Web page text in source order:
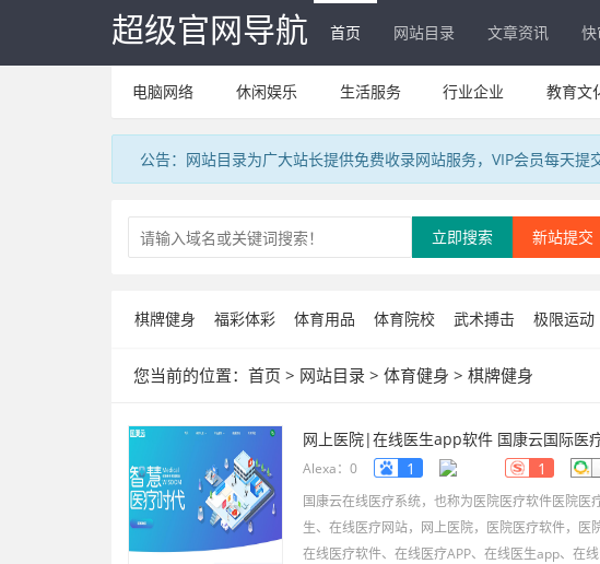
超级官网导航 首页 网站目录 文章资讯
电脑网络 休闲娱乐 生活服务 行业企业 教育文
公告：网站目录为广大站长提供免费收录网站服务，VIP会员每天
新站提交
立即搜索
棋牌健身 福彩体彩 体育用品 体育院校 武术搏击 极限运动
您当前的位置： 首页 > 网站目录 > 体育健身 > 棋牌健身
网上医院|在线医生app软件 国康云国际医
www.guokangyun.cn/
Alexa：0 1 1
国康云在线医疗系统，也称为医院医疗软件医院医
生、在线医疗网站，网上医院，医院医疗软件，医
在线医疗软件、在线医疗APP、在线医生app、在